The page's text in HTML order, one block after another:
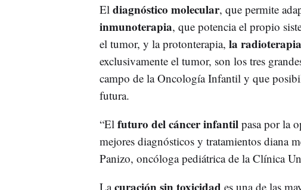
El diagnóstico molecular, que permite
inmunoterapia, que potencia el propio
el tumor, y la protonterapia, la
exclusivamente el tumor, son los tres
campo de la Oncología Infantil y que
futura.
“Elfuturo del cáncer infantil pasa por la
mejores diagnósticos y tratamientos diana
Panizo, oncóloga pediátrica de la Clínica
Lacuración sin toxicidad es una de las